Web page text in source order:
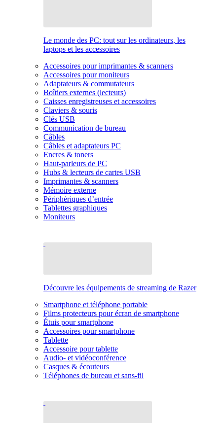
Le monde des PC: tout sur les ordinateurs, les
laptops et les accessoires
Accessoires pour imprimantes & scanners
Accessoires pour moniteurs
Adaptateurs & commutateurs
Boîtiers externes (lecteurs)
Caisses enregistreuses et accessoires
Claviers & souris
Clés USB
Communication de bureau
Câbles
Câbles et adaptateurs PC
Encres & toners
Haut-parleurs de PC
Hubs & lecteurs de cartes USB
Imprimantes & scanners
Mémoire externe
Périphériques d’entrée
Tablettes graphiques
Moniteurs
Découvre les équipements de streaming de Razer
Smartphone et téléphone portable
Films protecteurs pour écran de smartphone
Étuis pour smartphone
Accessoires pour smartphone
Tablette
Accessoire pour tablette
Audio- et vidéoconférence
Casques & écouteurs
Téléphones de bureau et sans-fil